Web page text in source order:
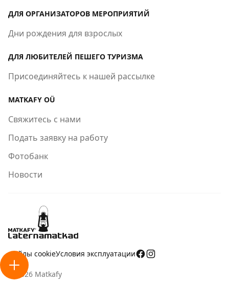
ДЛЯ ОРГАНИЗАТОРОВ МЕРОПРИЯТИЙ
Дни рождения для взрослых
ДЛЯ ЛЮБИТЕЛЕЙ ПЕШЕГО ТУРИЗМА
Присоединяйтесь к нашей рассылке
MATKAFY OÜ
Свяжитесь с нами
Подать заявку на работу
Фотобанк
Новости
Файлы cookieУсловия эксплуатации
© 2026 Matkafy
Открыть меню действий